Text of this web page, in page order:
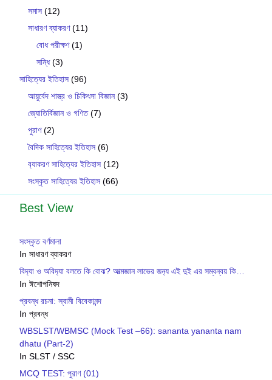
সমাস (12)
সাধারণ ব্যাকরণ(11)
বোধ পরীক্ষণ(1)
সন্ধি(3)
সাহিত্যের ইতিহাস (96)
আয়ুর্বেদ শাস্ত্র ও চিকিৎসা বিজ্ঞান(3)
জ্যোতির্বিজ্ঞান ও গণিত(7)
পুরাণ(2)
বৈদিক সাহিত্যের ইতিহাস (6)
ব‍্যাকরণ সাহিত‍্যের ইতিহাস (12)
সংস্কৃত সাহিত্যের ইতিহাস (66)
Best View
সংস্কৃত বর্ণমালা
In সাধারণ ব্যাকরণ
বিদ‍্যা ও অবিদ‍্যা বলতে কি বোঝ? আত্মজ্ঞান লাভের জন‍্য এই দুই এর সম্বন্বয় কি…
In ঈশোপনিষদ
প্রবন্ধ রচনা: স্বামী বিবেকানন্দ
In প্রবন্ধ
WBSLST/WBMSC (Mock Test –66): sananta yananta nam
dhatu (Part-2)
In SLST / SSC
MCQ TEST: পুরাণ (01)